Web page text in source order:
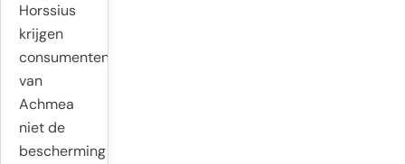
Horssius
krijgen
consumenten
van
Achmea
niet de
bescherming